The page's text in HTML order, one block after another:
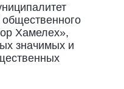
Хамелех»,
значимых и